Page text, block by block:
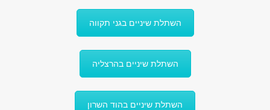
השתלת שיניים בגני תקווה
השתלת שיניים בהרצליה
השתלת שיניים בהוד השרון